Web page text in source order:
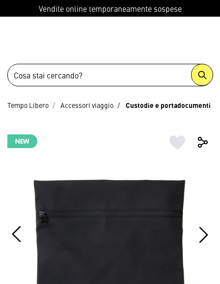
Vendite online temporaneamente sospese
Tempo Libero Accessori viaggio Custodie e portadocumenti
NEW